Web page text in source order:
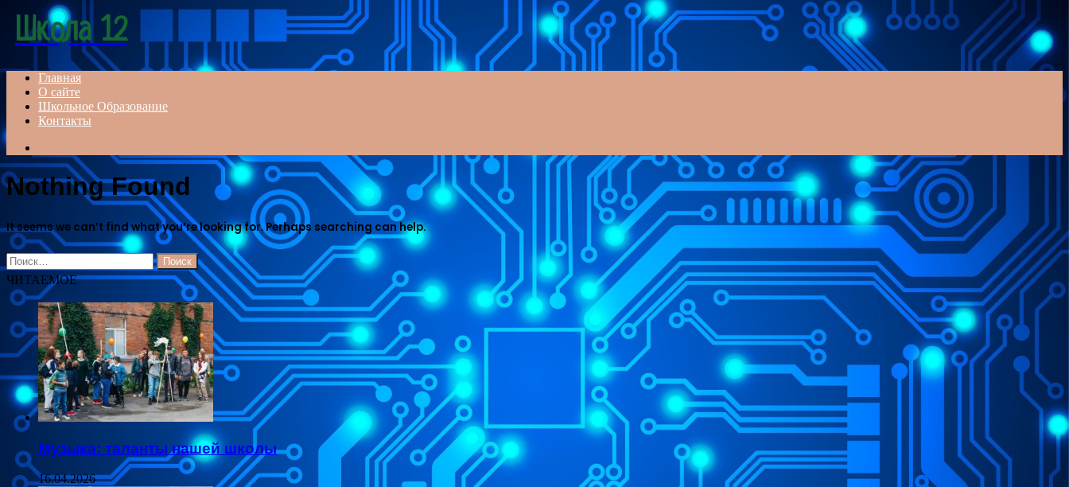
Menu
Школа 12
Главная
О сайте
Школьное Образование
Контакты
for
Nothing Found
It seems we can’t find what you’re looking for. Perhaps searching can help.
Найти:
ЧИТАЕМОЕ
Музыка: таланты нашей школы
16.04.2026